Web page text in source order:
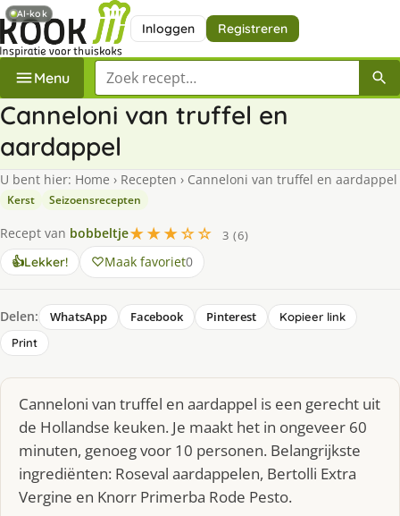
Inloggen Registreren
Menu Zoek een recept
Canneloni van truffel en
aardappel
U bent hier: Home › Recepten › Canneloni van truffel en aardappel
Kerst Seizoensrecepten
Recept van bobbeltje★★★☆☆
3 (6)
👍Lekker! Maak favoriet0
Delen: WhatsApp Facebook Pinterest
Kopieer link
Print
Canneloni van truffel en aardappel is een gerecht uit
de Hollandse keuken. Je maakt het in ongeveer 60
minuten, genoeg voor 10 personen. Belangrijkste
ingrediënten: Roseval aardappelen, Bertolli Extra
Vergine en Knorr Primerba Rode Pesto.
AI-kok